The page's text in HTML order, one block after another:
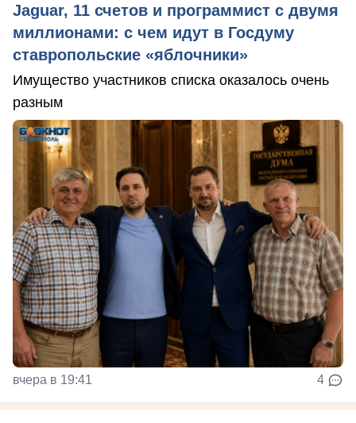
Jaguar, 11 счетов и программист с двумя
миллионами: с чем идут в Госдуму
ставропольские «яблочники»
Имущество участников списка оказалось очень
разным
вчера в 19:41 4